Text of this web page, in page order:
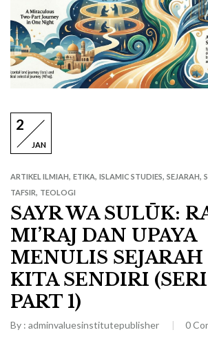
2
JAN
ARTIKEL ILMIAH, ETIKA, ISLAMIC STUDIES, SEJARAH,
TAFSIR, TEOLOGI
SAYR WA SULŪK:
MI’RAJ DAN UPAYA
MENULIS
KITA SENDIRI (SERI
PART 1)
By : adminvaluesinstitutepublisher 0